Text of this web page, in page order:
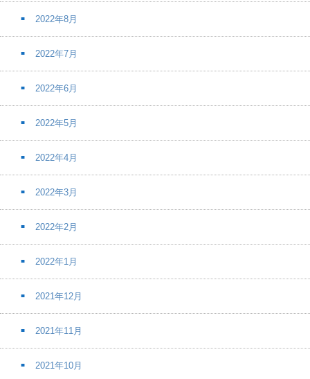
2022年8月
2022年7月
2022年6月
2022年5月
2022年4月
2022年3月
2022年2月
2022年1月
2021年12月
2021年11月
2021年10月